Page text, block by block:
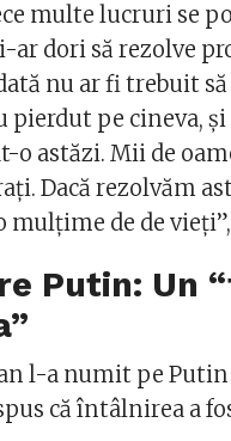
multe lucruri se
dori să rezolve
nu ar fi trebuit să
pierdut pe cineva,
o astăzi. Mii de
Dacă rezolvăm
mulţime de de
Putin: Un
l-a numit pe
că întâlnirea a